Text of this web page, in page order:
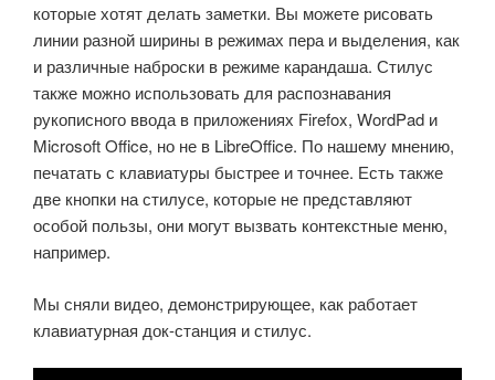
которые хотят делать заметки. Вы можете рисовать
линии разной ширины в режимах пера и выделения, как
и различные наброски в режиме карандаша. Стилус
также можно использовать для распознавания
рукописного ввода в приложениях Firefox, WordPad и
Microsoft Office, но не в LibreOffice. По нашему мнению,
печатать с клавиатуры быстрее и точнее. Есть также
две кнопки на стилусе, которые не представляют
особой пользы, они могут вызвать контекстные меню,
например.
Мы сняли видео, демонстрирующее, как работает
клавиатурная док-станция и стилус.